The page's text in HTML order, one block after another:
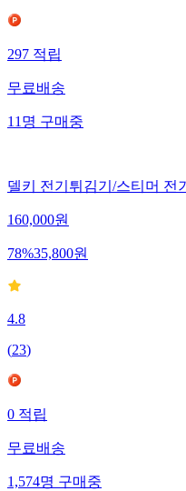
297 적립
무료배송
11 명 구매중
델키 전기튀김기/스티머 전
160,000원
78%35,800원
4.8
(23)
0 적립
무료배송
1,574명 구매중